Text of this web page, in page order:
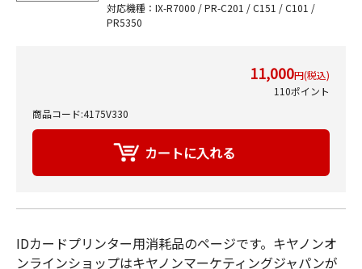
対応機種：IX-R7000 / PR-C201 / C151 / C101 /
PR5350
11,000円(税込)
110ポイント
商品コード:4175V330
IDカードプリンター用消耗品のページです。キヤノンオ
ンラインショップはキヤノンマーケティングジャパンが